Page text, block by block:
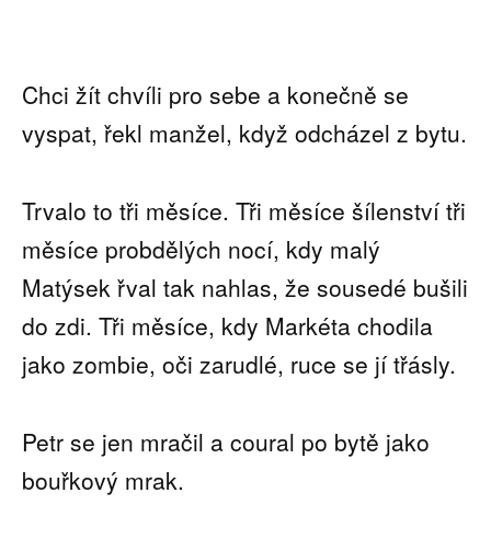
Chci žít chvíli pro sebe a konečně se
vyspat, řekl manžel, když odcházel z bytu.
Trvalo to tři měsíce. Tři měsíce šílenství tři
měsíce probdělých nocí, kdy malý
Matýsek řval tak nahlas, že sousedé bušili
do zdi. Tři měsíce, kdy Markéta chodila
jako zombie, oči zarudlé, ruce se jí třásly.
Petr se jen mračil a coural po bytě jako
bouřkový mrak.